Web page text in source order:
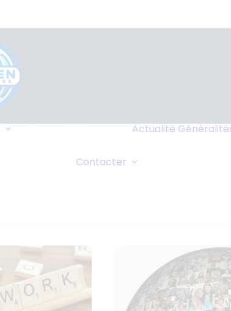
Actualité
Contacter